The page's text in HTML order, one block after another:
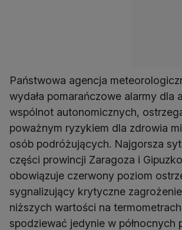
Państwowa agencja
wydała pomarańczowe alarmy dla
wspólnot autonomicznych,
poważnym ryzykiem dla zdrowia
osób podróżujących. Najgorsza
części prowincji Zaragoza i
obowiązuje czerwony poziom
sygnalizujący krytyczne
niższych wartości na
spodziewać jedynie w północnych